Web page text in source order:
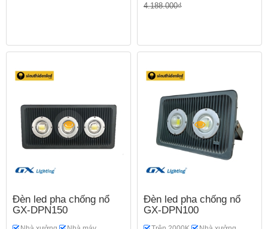
4.188.000₫
Đèn led pha chống nổ
GX-DPN150
Đèn led pha chống nổ
GX-DPN100